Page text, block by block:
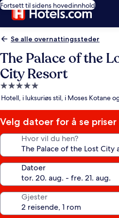
Fortsett til sidens hovedinnhold
Se alle overnattingssteder
The Palace of the
City Resort
Overnattingssted
med
stjerner
Hotell, i luksuriøs stil, i Moses Kotane
Velg datoer for å se priser
Hvor vil du hen?
Datoer
Gjester